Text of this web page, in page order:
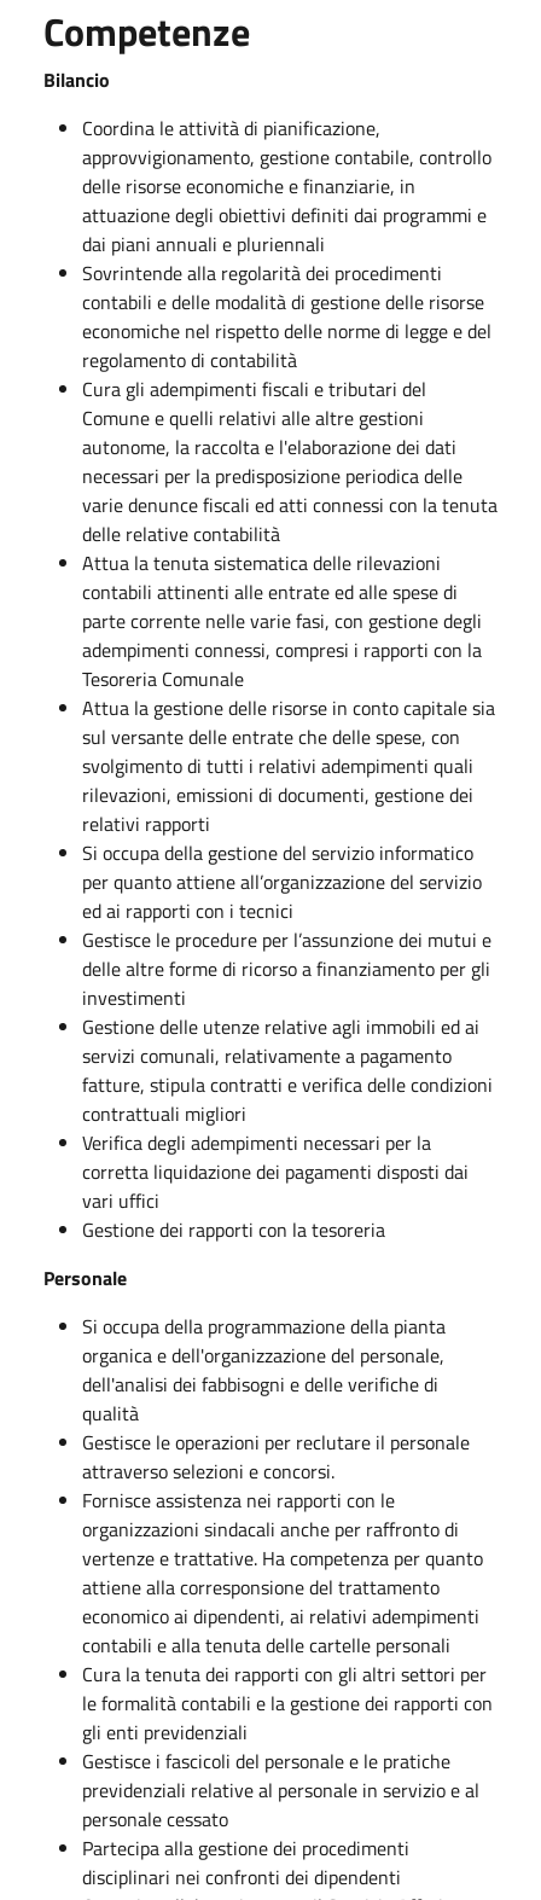
Competenze
Bilancio
Coordina le attività di pianificazione,
approvvigionamento, gestione contabile, controllo
delle risorse economiche e finanziarie, in
attuazione degli obiettivi definiti dai programmi e
dai piani annuali e pluriennali
Sovrintende alla regolarità dei procedimenti
contabili e delle modalità di gestione delle risorse
economiche nel rispetto delle norme di legge e del
regolamento di contabilità
Cura gli adempimenti fiscali e tributari del
Comune e quelli relativi alle altre gestioni
autonome, la raccolta e l'elaborazione dei dati
necessari per la predisposizione periodica delle
varie denunce fiscali ed atti connessi con la tenuta
delle relative contabilità
Attua la tenuta sistematica delle rilevazioni
contabili attinenti alle entrate ed alle spese di
parte corrente nelle varie fasi, con gestione degli
adempimenti connessi, compresi i rapporti con la
Tesoreria Comunale
Attua la gestione delle risorse in conto capitale sia
sul versante delle entrate che delle spese, con
svolgimento di tutti i relativi adempimenti quali
rilevazioni, emissioni di documenti, gestione dei
relativi rapporti
Si occupa della gestione del servizio informatico
per quanto attiene all’organizzazione del servizio
ed ai rapporti con i tecnici
Gestisce le procedure per l’assunzione dei mutui e
delle altre forme di ricorso a finanziamento per gli
investimenti
Gestione delle utenze relative agli immobili ed ai
servizi comunali, relativamente a pagamento
fatture, stipula contratti e verifica delle condizioni
contrattuali migliori
Verifica degli adempimenti necessari per la
corretta liquidazione dei pagamenti disposti dai
vari uffici
Gestione dei rapporti con la tesoreria
Personale
Si occupa della programmazione della pianta
organica e dell'organizzazione del personale,
dell'analisi dei fabbisogni e delle verifiche di
qualità
Gestisce le operazioni per reclutare il personale
attraverso selezioni e concorsi.
Fornisce assistenza nei rapporti con le
organizzazioni sindacali anche per raffronto di
vertenze e trattative. Ha competenza per quanto
attiene alla corresponsione del trattamento
economico ai dipendenti, ai relativi adempimenti
contabili e alla tenuta delle cartelle personali
Cura la tenuta dei rapporti con gli altri settori per
le formalità contabili e la gestione dei rapporti con
gli enti previdenziali
Gestisce i fascicoli del personale e le pratiche
previdenziali relative al personale in servizio e al
personale cessato
Partecipa alla gestione dei procedimenti
disciplinari nei confronti dei dipendenti